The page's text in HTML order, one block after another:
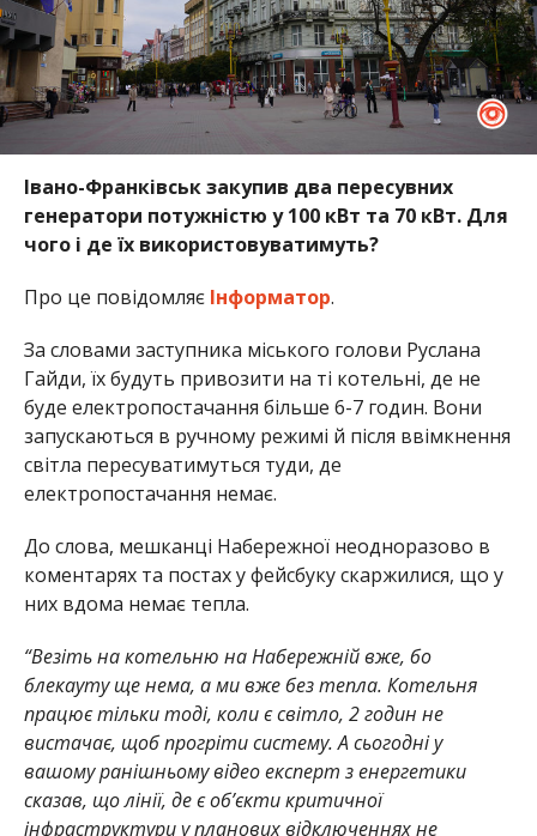
Івано-Франківськ закупив два пересувних
генератори потужністю у 100 кВт та 70 кВт. Для
чого і де їх використовуватимуть?
Про це повідомляє Інформатор.
За словами заступника міського голови Руслана
Гайди, їх будуть привозити на ті котельні, де не
буде електропостачання більше 6-7 годин. Вони
запускаються в ручному режимі й після ввімкнення
світла пересуватимуться туди, де
електропостачання немає.
До слова, мешканці Набережної неодноразово в
коментарях та постах у фейсбуку скаржилися, що у
них вдома немає тепла.
“Везіть на котельню на Набережній вже, бо
блекауту ще нема, а ми вже без тепла. Котельня
працює тільки тоді, коли є світло, 2 годин не
вистачає, щоб прогріти систему. А сьогодні у
вашому ранішньому відео експерт з енергетики
сказав, що лінії, де є об’єкти критичної
інфраструктури у планових відключеннях не